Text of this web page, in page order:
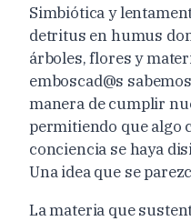
Simbiótica y
detritus en humus
árboles, flores y
emboscad@s
manera de cumplir
permitiendo que algo
conciencia se haya
Una idea que se
La materia que